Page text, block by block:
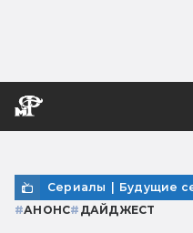
Сериалы | Будущие
#АНОНС# ДАЙДЖЕСТ